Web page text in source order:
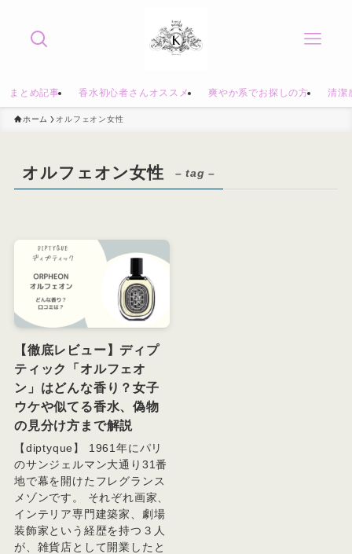
まとめ記事 香水初心者さんオススメ 爽やか系でお探しの方 清潔
ホーム オルフェオン女性
オルフェオン女性 – tag –
【徹底レビュー】ディプ
ティック「オルフェオ
ン」はどんな香り？女子
ウケや似てる香水、偽物
の見分け方まで解説
【diptyque】 1961年にパリ
のサンジェルマン大通り31番
地で幕を開けたフレグランス
メゾンです。 それぞれ画家、
インテリア専門建築家、劇場
装飾家という経歴を持つ３人
が、雑貨店として開業したと